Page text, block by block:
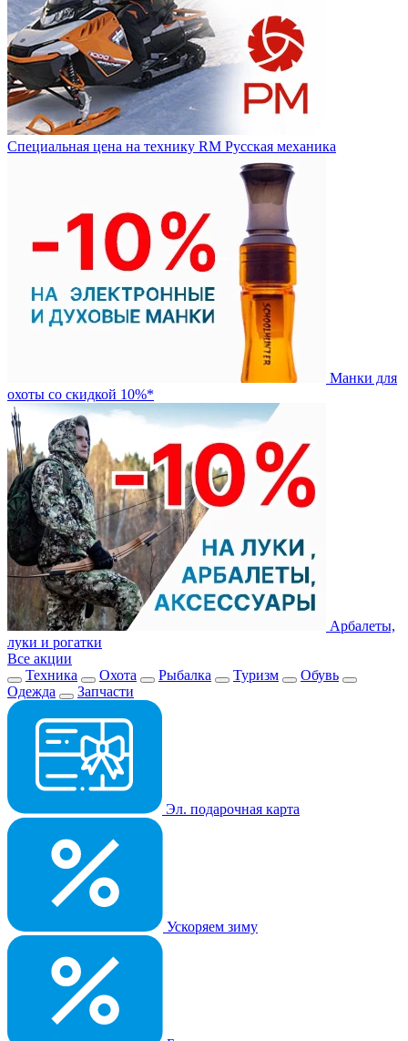
Специальная цена на технику RM Русская механика
Манки для
охоты со скидкой 10%*
Арбалеты,
луки и рогатки
Все акции
Техника
Охота Рыбалка Туризм
Обувь
Одежда
Запчасти
Эл. подарочная карта
Ускоряем зиму